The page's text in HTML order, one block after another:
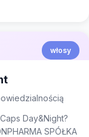
włosy
Day&Night?
SPÓŁKA